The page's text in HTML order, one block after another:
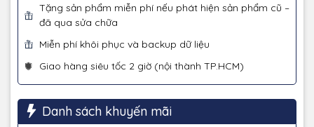
Tặng sản phẩm miễn phí nếu phát hiện sản phẩm cũ –
đã qua sửa chữa
Miễn phí khôi phục và backup dữ liệu
Giao hàng siêu tốc 2 giờ (nội thành TP.HCM)
Danh sách khuyến mãi